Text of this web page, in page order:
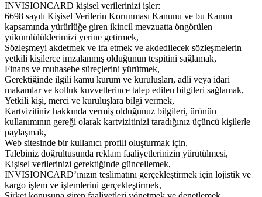
INVISIONCARD kişisel verilerinizi işler:
6698 sayılı Kişisel Verilerin Korunması Kanunu ve bu Kanun
kapsamında yürürlüğe giren ikincil mevzuatta öngörülen
yükümlülüklerimizi yerine getirmek,
Sözleşmeyi akdetmek ve ifa etmek ve akdedilecek sözleşmelerin
yetkili kişilerce imzalanmış olduğunun tespitini sağlamak,
Finans ve muhasebe süreçlerini yürütmek,
Gerektiğinde ilgili kamu kurum ve kuruluşları, adli veya idari
makamlar ve kolluk kuvvetlerince talep edilen bilgileri sağlamak,
Yetkili kişi, merci ve kuruluşlara bilgi vermek,
Kartvizitiniz hakkında vermiş olduğunuz bilgileri, ürünün
kullanımının gereği olarak kartvizitinizi taradığınız üçüncü kişilerle
paylaşmak,
Web sitesinde bir kullanıcı profili oluşturmak için,
Talebiniz doğrultusunda reklam faaliyetlerinizin yürütülmesi,
Kişisel verilerinizi gerektiğinde güncellemek,
INVISIONCARD’ınızın teslimatını gerçekleştirmek için lojistik ve
kargo işlem ve işlemlerini gerçekleştirmek,